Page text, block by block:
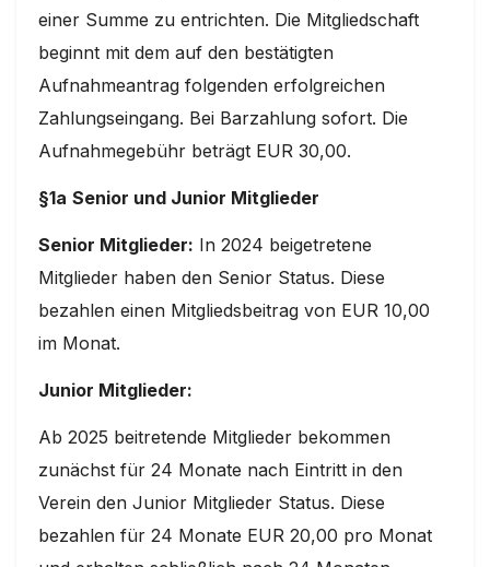
einer Summe zu entrichten. Die Mitgliedschaft
beginnt mit dem auf den bestätigten
Aufnahmeantrag folgenden erfolgreichen
Zahlungseingang. Bei Barzahlung sofort. Die
Aufnahmegebühr beträgt EUR 30,00.
§1a Senior und Junior Mitglieder
Senior Mitglieder: In 2024 beigetretene
Mitglieder haben den Senior Status. Diese
bezahlen einen Mitgliedsbeitrag von EUR 10,00
im Monat.
Junior Mitglieder:
Ab 2025 beitretende Mitglieder bekommen
zunächst für 24 Monate nach Eintritt in den
Verein den Junior Mitglieder Status. Diese
bezahlen für 24 Monate EUR 20,00 pro Monat